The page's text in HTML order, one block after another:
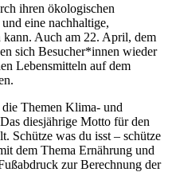
ihren ökologischen
eine nachhaltige,
kann. Auch am 22. April, dem
sich Besucher*innen wieder
Lebensmitteln auf dem
Themen Klima- und
diesjährige Motto für den
Schütze was du isst – schütze
dem Thema Ernährung und
zur Berechnung der